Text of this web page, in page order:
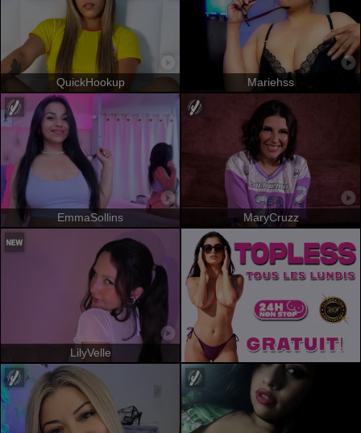
QuickHookup Mariehss
EmmaSollins MaryCruzz
LilyVelle